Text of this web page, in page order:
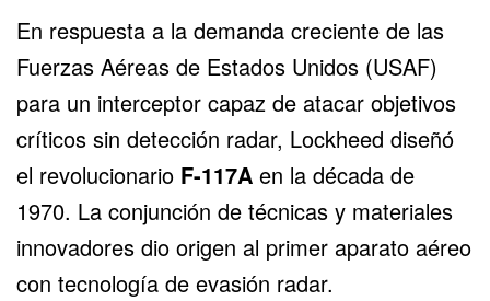
En respuesta a la demanda creciente de las
Fuerzas Aéreas de Estados Unidos (USAF)
para un interceptor capaz de atacar objetivos
críticos sin detección radar, Lockheed diseñó
el revolucionario F-117A en la década de
1970. La conjunción de técnicas y materiales
innovadores dio origen al primer aparato aéreo
con tecnología de evasión radar.